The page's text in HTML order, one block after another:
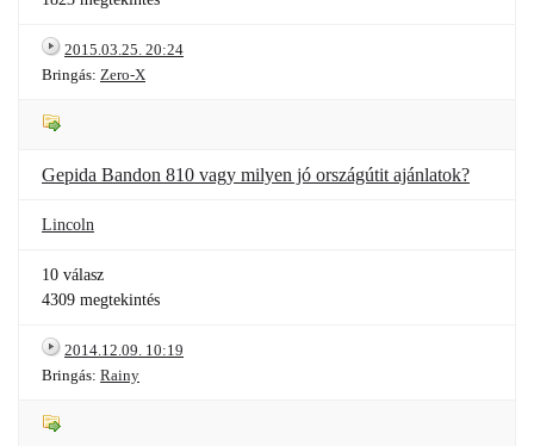
2015.03.25. 20:24
Bringás: Zero-X
Gepida Bandon 810 vagy milyen jó országútit ajánlatok?
Lincoln
10 válasz
4309 megtekintés
2014.12.09. 10:19
Bringás: Rainy